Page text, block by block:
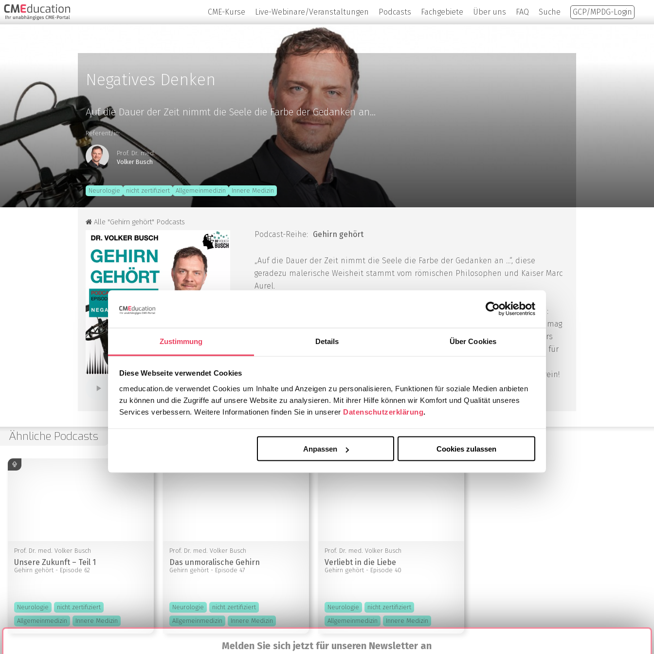
Zustimmung Details Über Cookies
Diese Webseite verwendet Cookies
cmeducation.de verwendet Cookies um Inhalte und Anzeigen zu personalisieren, Funktionen für soziale Medien anbieten
zu können und die Zugriffe auf unsere Website zu analysieren. Mit ihrer Hilfe können wir Komfort und Qualität unseres
Services verbessern. Weitere Informationen finden Sie in unserer Datenschutzerklärung.
Anpassen Cookies zulassen
CME-Kurse Live-Webinare/Veranstaltungen Podcasts Fachgebiete Über uns FAQ Suche GCP/MPDG-Login
Negatives Denken
Auf die Dauer der Zeit nimmt die Seele die Farbe der Gedanken an...
Referent/in:
Prof. Dr. med.
Volker Busch
Neurologie nicht zertifiziert Allgemeinmedizin Innere Medizin
Alle "Gehirn gehört" Podcasts
Podcast-Reihe: Gehirn gehört
„Auf die Dauer der Zeit nimmt die Seele die Farbe der Gedanken an …“, diese
geradezu malerische Weisheit stammt vom römischen Philosophen und Kaiser Marc
Aurel.
In diesem Buschtrommel-Podcast widme ich mich eben diesem Seelenanstrich:
Woher stammen eigentlich die Pigmente, die unsere Gedanken färben? Warum mag
unsere Leinwand – unser Gehirn – das Schwarz negativer Gedanken so besonders
gern? Und wie schwingen Sie selbst den Pinsel, gerade in Zeiten von Krisen, um für
Podcast geht es um Nachrichten und Negativverzerrungen. Hören Sie doch mal rein!
Ich freue mich über Ihr Feedback…
Ähnliche Podcasts
Prof. Dr. med. Volker Busch
Unsere Zukunft – Teil 1
Gehirn gehört - Episode 62
Neurologie
nicht zertifiziert
Allgemeinmedizin
Innere Medizin
Prof. Dr. med. Volker Busch
Das unmoralische Gehirn
Gehirn gehört - Episode 47
Neurologie
nicht zertifiziert
Allgemeinmedizin
Innere Medizin
Prof. Dr. med. Volker Busch
Verliebt in die Liebe
Gehirn gehört - Episode 40
Neurologie
nicht zertifiziert
Allgemeinmedizin
Innere Medizin
Melden Sie sich jetzt für unseren Newsletter an